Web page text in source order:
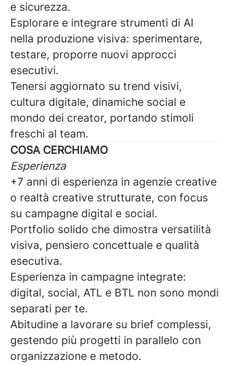
e sicurezza.
Esplorare e integrare strumenti di AI
nella produzione visiva: sperimentare,
testare, proporre nuovi approcci
esecutivi.
Tenersi aggiornato su trend visivi,
cultura digitale, dinamiche social e
mondo dei creator, portando stimoli
freschi al team.
COSA CERCHIAMO
Esperienza
+7 anni di esperienza in agenzie creative
o realtà creative strutturate, con focus
su campagne digital e social.
Portfolio solido che dimostra versatilità
visiva, pensiero concettuale e qualità
esecutiva.
Esperienza in campagne integrate:
digital, social, ATL e BTL non sono mondi
separati per te.
Abitudine a lavorare su brief complessi,
gestendo più progetti in parallelo con
organizzazione e metodo.